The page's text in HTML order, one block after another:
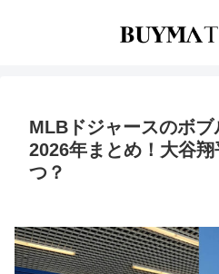
MLBドジャースのボブ
2026年まとめ！大谷
つ？